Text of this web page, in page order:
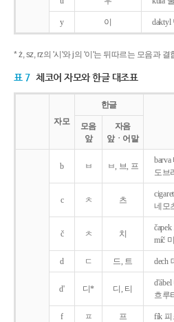
y 이 daktyl
* ż, sz, rz의 '시'와 j의 '이'는 뒤따르는 모음과
표 7 체코어 자모와 한글 대조표
자모
한글
모음
앞
자음
앞ㆍ어말
b ㅂ ㅂ, 브, 프
도브
c ㅊ 츠
네모
č ㅊ 치
míč
d ㄷ 드, 트 dech
d' 디* 디, 티
흐루
f ㅍ 프 fík 피